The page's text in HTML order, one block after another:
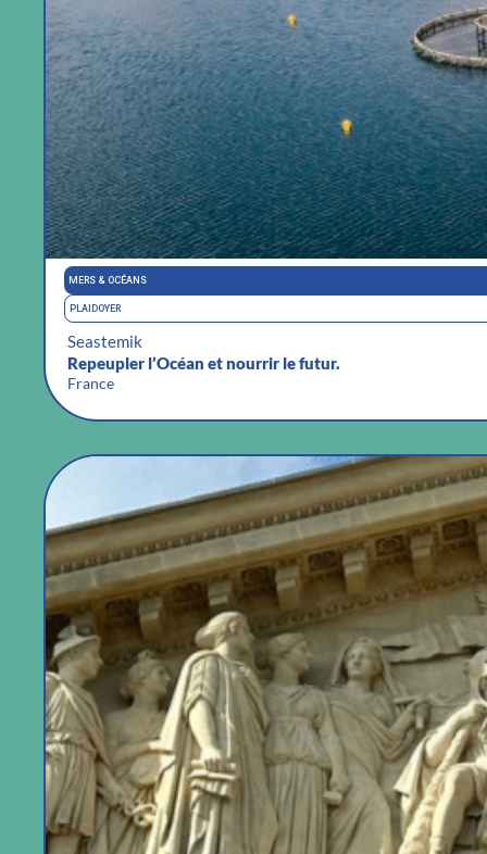
MERS & OCÉANS
PLAIDOYER
Seastemik
Repeupler l’Océan et nourrir le futur.
France